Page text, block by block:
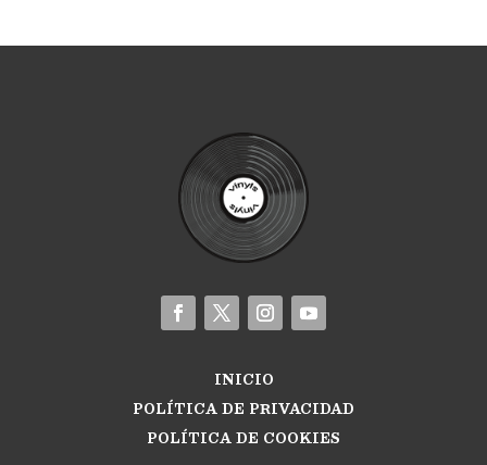
INICIO
POLÍTICA DE PRIVACIDAD
POLÍTICA DE COOKIES